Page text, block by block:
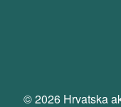
© 2026 Hrvatska